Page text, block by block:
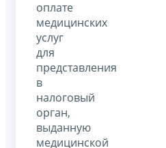
оплате
медицинских
услуг
для
представления
в
налоговый
орган,
выданную
медицинской